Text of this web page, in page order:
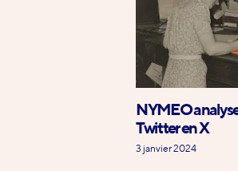
NYMEO
Twitter en X
3 janvier 2024